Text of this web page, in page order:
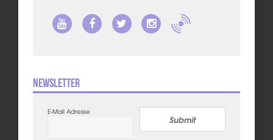
Newsletter
E-Mail Adresse
Submit